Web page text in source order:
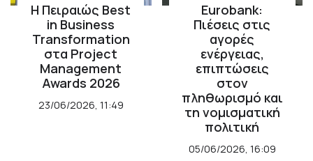
H Πειραιώς Best
in Business
Transformation
στα Project
Management
Awards 2026
23/06/2026, 11:49
Eurobank:
Πιέσεις στις
αγορές
ενέργειας,
επιπτώσεις
στον
πληθωρισμό και
τη νομισματική
πολιτική
05/06/2026, 16:09